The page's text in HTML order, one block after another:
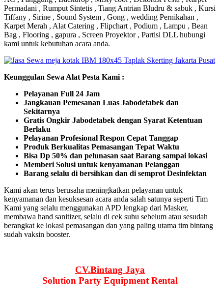
Permadani , Rumput Sintetis , Tiang Antrian Bludru & sabuk , Kursi
Tiffany , Sirine , Sound System , Gong , wedding Pernikahan ,
Karpet Merah , Alat Catering , Flipchart , Podium , Lampu , Bean
Bag , Flooring , gapura , Screen Proyektor , Partisi DLL hubungi
kami untuk kebutuhan acara anda.
Keunggulan Sewa Alat Pesta Kami :
Pelayanan Full 24 Jam
Jangkauan Pemesanan Luas Jabodetabek dan
Sekitarnya
Gratis Ongkir Jabodetabek dengan Syarat Ketentuan
Berlaku
Pelayanan Profesional Respon Cepat Tanggap
Produk Berkualitas Pemasangan Tepat Waktu
Bisa Dp 50% dan pelunasan saat Barang sampai lokasi
Memberi Solusi untuk kenyamanan Pelanggan
Barang selalu di bersihkan dan di semprot Desinfektan
Kami akan terus berusaha meningkatkan pelayanan untuk
kenyamanan dan kesuksesan acara anda salah satunya seperti Tim
Kami yang selalu menggunakan APD lengkap dari Masker,
membawa hand sanitizer, selalu di cek suhu sebelum atau sesudah
berangkat ke lokasi pemasangan dan yang paling utama tim bintang
sudah vaksin booster.
CV.Bintang Jaya
Solution Party EquipmentRental